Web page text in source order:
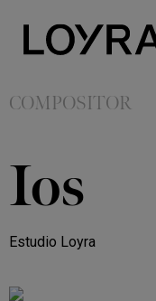
COMPOSITOR
Ios
Estudio Loyra